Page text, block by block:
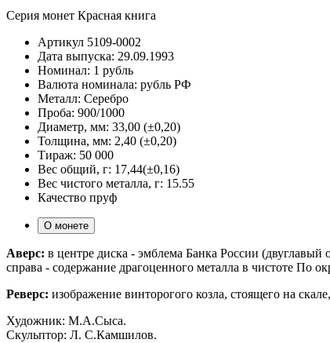
Серия монет Красная книга
Артикул 5109-0002
Дата выпуска: 29.09.1993
Номинал: 1 рубль
Валюта номинала: рубль РФ
Металл: Серебро
Проба: 900/1000
Диаметр, мм: 33,00 (±0,20)
Толщина, мм: 2,40 (±0,20)
Тираж: 50 000
Вес общий, г: 17,44(±0,16)
Вес чистого металла, г: 15.55
Качество пруф
О монете
Аверс: в центре диска - эмблема Банка России
справа - содержание драгоценного металла в чистоте
Реверс: изображение винторогого козла, стоящего на
Художник: М.А.Сыса.
Скульптор: Л. С.Камшилов.